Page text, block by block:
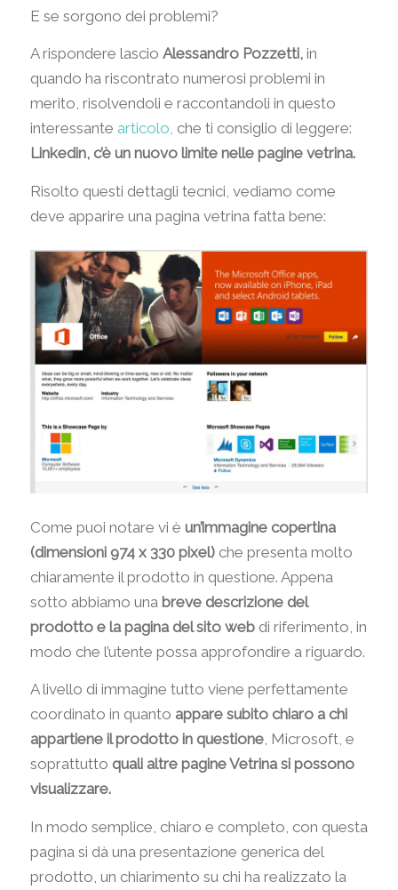
E se sorgono dei problemi?
A rispondere lascio Alessandro Pozzetti,in
quando ha riscontrato numerosi problemi in
merito, risolvendoli e raccontandoli in questo
interessante articolo, che ti consiglio di leggere:
Linkedin, c’è un nuovo limite nelle pagine vetrina.
Risolto questi dettagli tecnici, vediamo come
deve apparire una pagina vetrina fatta bene:
Come puoi notare vi è un’immagine copertina
(dimensioni 974 x 330 pixel)che presenta molto
chiaramente il prodotto in questione. Appena
sotto abbiamo una breve descrizione del
prodotto e la pagina del sito webdi riferimento, in
modo che l’utente possa approfondire a riguardo.
A livello di immagine tutto viene perfettamente
coordinato in quanto appare subito chiaro a chi
appartiene il prodotto in questione, Microsoft, e
soprattutto quali altre pagine Vetrina si possono
visualizzare.
In modo semplice, chiaro e completo, con questa
pagina si dà una presentazione generica del
prodotto, un chiarimento su chi ha realizzato la